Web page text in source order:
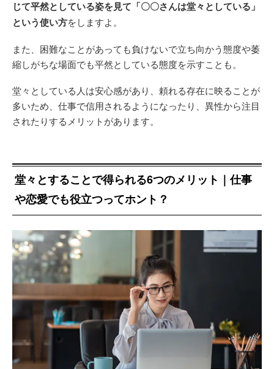
じて平然としている姿を見て「〇〇さんは堂々としている」
という使い方をしますよ。
また、困難なことがあっても負けないで立ち向かう態度や萎
縮しがちな場面でも平然としている態度を示すことも。
堂々としている人は安心感があり、頼れる存在に映ることが
多いため、仕事で信用されるようになったり、異性から注目
されたりするメリットがあります。
堂々とすることで得られる6つのメリット｜仕事
や恋愛でも役立つってホント？